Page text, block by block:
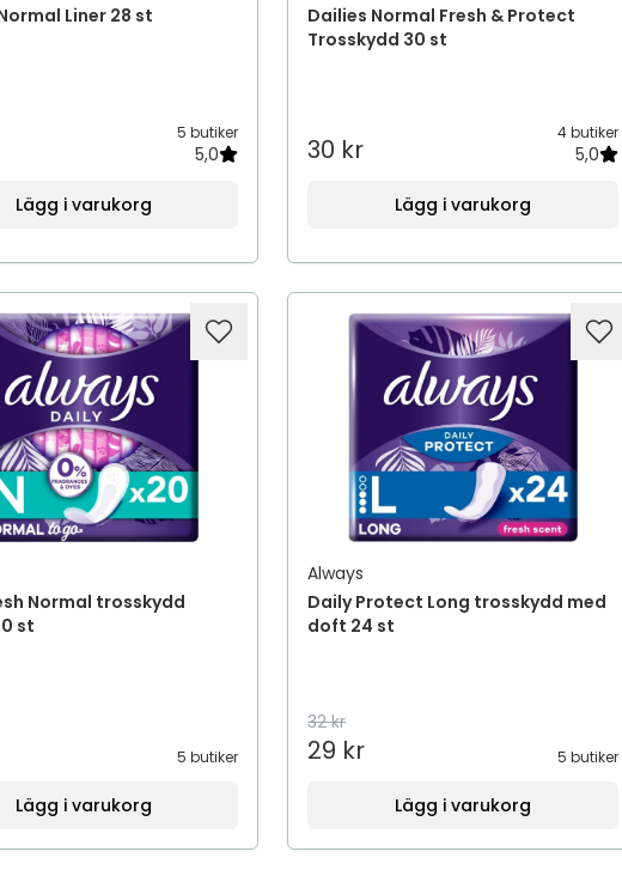
Liner 28 st
5 butiker
5,0
Lägg i varukorg
Dailies Normal Fresh & Protect
Trosskydd 30 st
30 kr
4 butiker
5,0
Lägg i varukorg
Normal trosskydd
st
5 butiker
Lägg i varukorg
Always
Daily Protect Long trosskydd med
doft 24 st
32 kr
29 kr 5 butiker
Lägg i varukorg